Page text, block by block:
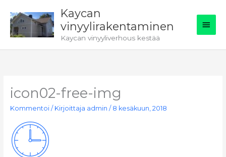
sisältöön
Kaycan
vinyylirakentaminen
Kaycan vinyyliverhous kestää
icon02-free-img
Kommentoi / Kirjoittaja admin / 8 kesäkuun, 2018